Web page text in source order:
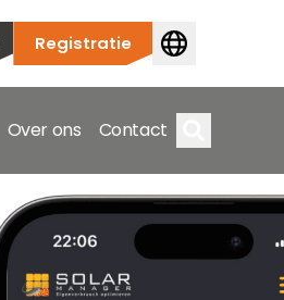
Registratie
Over ons Contact
Zoek op